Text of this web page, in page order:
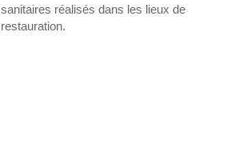
sanitaires réalisés dans les lieux de
restauration.